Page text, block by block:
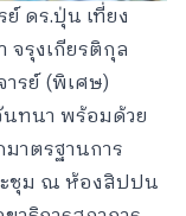
ดร.ปุ่น เที่ยง
จรุงเกียรติกุล
รย์ (พิเศษ)
ทนา พร้อมด้วย
าตรฐานการ
ะชุม ณ ห้องสิปปน